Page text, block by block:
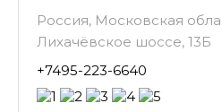
Россия, Московская
Лихачёвское шоссе, 13Б
+7495-223-6640